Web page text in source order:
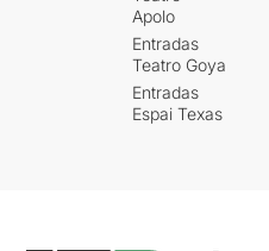
Apolo
Entradas
Teatro Goya
Entradas
Espai Texas